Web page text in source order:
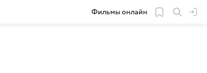
Фильмы онлайн